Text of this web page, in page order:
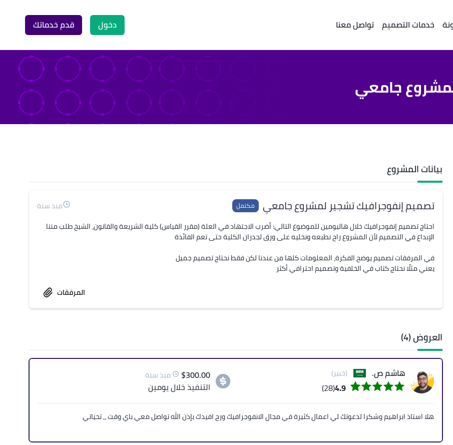
خدمات التصميم تواصل معنا دخول قدم خدماتك
جامعي
بيانات المشروع
تصميم إنفوجرافيك تشجير لمشروع جامعي مكتمل
منذ سنة
يعني مثلًا نحتاج كتاب في الخلفية وتصميم احترافي أكثر
المرفقات
العروض (4)
هاشم ص. (خبير)
4.9
(28)
$300.00 منذ سنة
التنفيذخلال يومين
هلا استاذ ابراهيم وشكرا لدعوتك لي اعمال كثيرة في مجال الانفوجرافيك ورح افيدك بإذن الله تواصل معي باي وقت ,, تحياتي